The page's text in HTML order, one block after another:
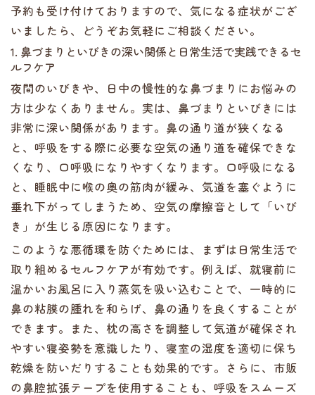
予約も受け付けておりますので、気になる症状がござ
いましたら、どうぞお気軽にご相談ください。
1. 鼻づまりといびきの深い関係と日常生活で実践できるセ
ルフケア
夜間のいびきや、日中の慢性的な鼻づまりにお悩みの
方は少なくありません。実は、鼻づまりといびきには
非常に深い関係があります。鼻の通り道が狭くなる
と、呼吸をする際に必要な空気の通り道を確保できな
くなり、口呼吸になりやすくなります。口呼吸になる
と、睡眠中に喉の奥の筋肉が緩み、気道を塞ぐように
垂れ下がってしまうため、空気の摩擦音として「いび
き」が生じる原因になります。
このような悪循環を防ぐためには、まずは日常生活で
取り組めるセルフケアが有効です。例えば、就寝前に
温かいお風呂に入り蒸気を吸い込むことで、一時的に
鼻の粘膜の腫れを和らげ、鼻の通りを良くすることが
できます。また、枕の高さを調整して気道が確保され
やすい寝姿勢を意識したり、寝室の湿度を適切に保ち
乾燥を防いだりすることも効果的です。さらに、市販
の鼻腔拡張テープを使用することも、呼吸をスムーズ